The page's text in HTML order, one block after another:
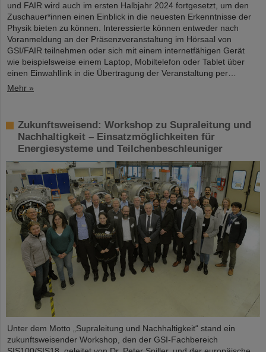
und FAIR wird auch im ersten Halbjahr 2024 fortgesetzt, um den
Zuschauer*innen einen Einblick in die neuesten Erkenntnisse der
Physik bieten zu können. Interessierte können entweder nach
Voranmeldung an der Präsenzveranstaltung im Hörsaal von
GSI/FAIR teilnehmen oder sich mit einem internetfähigen Gerät
wie beispielsweise einem Laptop, Mobiltelefon oder Tablet über
einen Einwahllink in die Übertragung der Veranstaltung per…
Mehr »
Zukunftsweisend: Workshop zu Supraleitung und
Nachhaltigkeit – Einsatzmöglichkeiten für
Energiesysteme und Teilchenbeschleuniger
Unter dem Motto „Supraleitung und Nachhaltigkeit“ stand ein
zukunftsweisender Workshop, den der GSI-Fachbereich